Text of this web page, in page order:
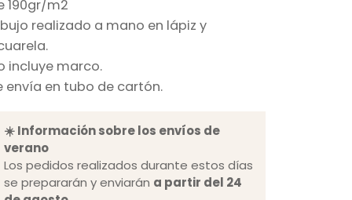
190gr/m2
realizado a mano en lápiz y
incluye marco.
envía en tubo de cartón.
☀️ Información sobre los envíos de
verano
Los pedidos realizados durante estos días
se prepararán y enviarán a partir del 24